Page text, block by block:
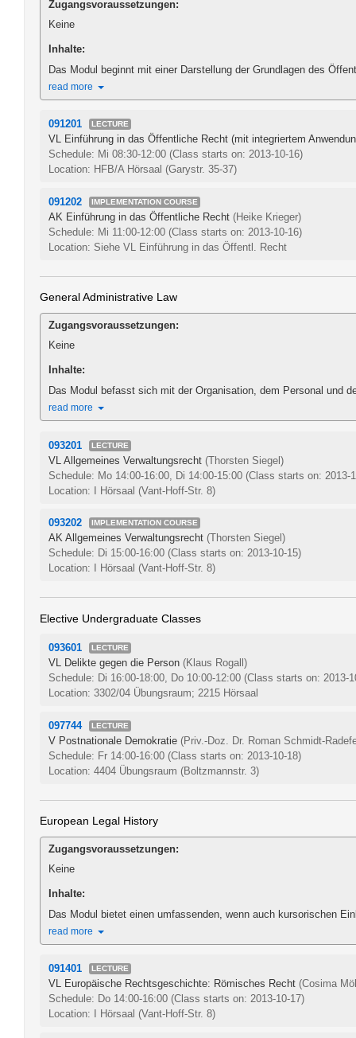
Zugangsvoraussetzungen:
Keine
Inhalte:
Das Modul beginnt mit einer Darstellung der Grundlagen des
read more
091201 LECTURE
VL Einführung in das Öffentliche Recht (mit integriertem
Schedule: Mi 08:30-12:00 (Class starts on: 2013-10-16)
Location: HFB/A Hörsaal (Garystr. 35-37)
091202 IMPLEMENTATION COURSE
AK Einführung in das Öffentliche Recht (Heike Krieger)
Schedule: Mi 11:00-12:00 (Class starts on: 2013-10-16)
Location: Siehe VL Einführung in das Öffentl. Recht
General Administrative Law
Zugangsvoraussetzungen:
Keine
Inhalte:
Das Modul befasst sich mit der Organisation, dem Personal und
read more
093201 LECTURE
VL Allgemeines Verwaltungsrecht (Thorsten Siegel)
Schedule: Mo 14:00-16:00, Di 14:00-15:00 (Class starts on: 2013-
Location: I Hörsaal (Vant-Hoff-Str. 8)
093202 IMPLEMENTATION COURSE
AK Allgemeines Verwaltungsrecht (Thorsten Siegel)
Schedule: Di 15:00-16:00 (Class starts on: 2013-10-15)
Location: I Hörsaal (Vant-Hoff-Str. 8)
Elective Undergraduate Classes
093601 LECTURE
VL Delikte gegen die Person (Klaus Rogall)
Schedule: Di 16:00-18:00, Do 10:00-12:00 (Class starts on: 2013-
Location: 3302/04 Übungsraum; 2215 Hörsaal
097744 LECTURE
V Postnationale Demokratie (Priv.-Doz. Dr. Roman Schmidt-
Schedule: Fr 14:00-16:00 (Class starts on: 2013-10-18)
Location: 4404 Übungsraum (Boltzmannstr. 3)
European Legal History
Zugangsvoraussetzungen:
Keine
Inhalte:
Das Modul bietet einen umfassenden, wenn auch kursorischen
read more
091401 LECTURE
VL Europäische Rechtsgeschichte: Römisches Recht (Cosima
Schedule: Do 14:00-16:00 (Class starts on: 2013-10-17)
Location: I Hörsaal (Vant-Hoff-Str. 8)